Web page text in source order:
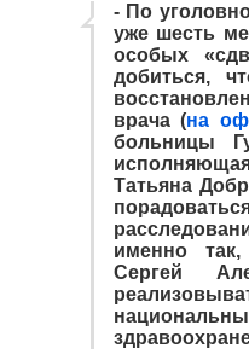
- По
уже шесть
особых
добиться,
врача (на
больницы
Татьяна
именно
Сергей